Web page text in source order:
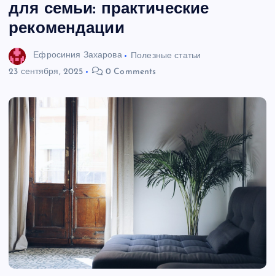
для семьи: практические
рекомендации
Ефросиния Захарова
Полезные статьи
23 сентября, 2025
0 Comments